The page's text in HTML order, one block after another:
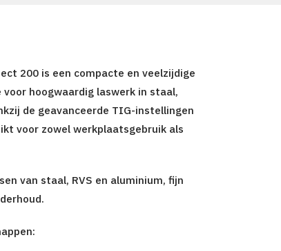
200 is een compacte en veelzijdige
voor hoogwaardig laswerk in staal,
de geavanceerde TIG-instellingen
voor zowel werkplaatsgebruik als
van staal, RVS en aluminium, fijn